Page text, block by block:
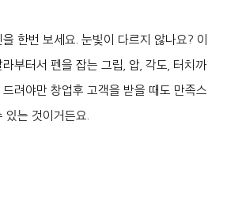
한번 보세요. 눈빛이 다르지 않나요? 이
부터서 펜을 잡는 그립, 압, 각도, 터치까
려야만 창업후 고객을 받을 때도 만족스
있는 것이거든요.